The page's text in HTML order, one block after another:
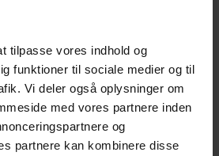
tilpasse vores indhold og
funktioner til sociale medier og til
Vi deler også oplysninger om
med vores partnere inden
og
partnere kan kombinere disse